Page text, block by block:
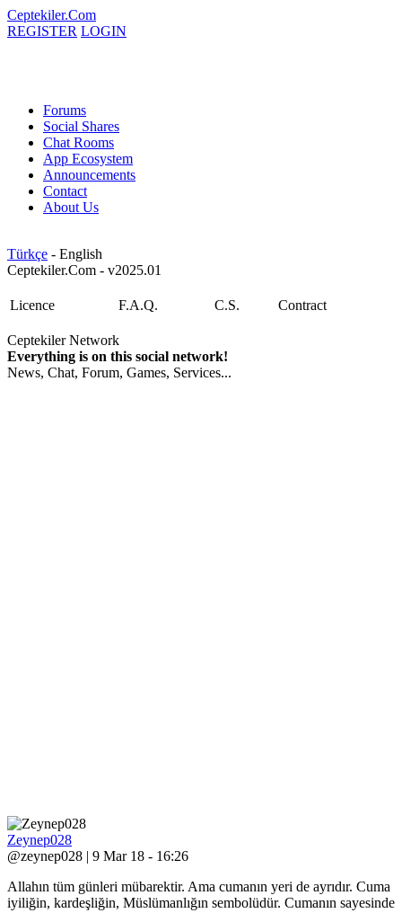
Ceptekiler.Com
REGISTER LOGIN
Forums
Social Shares
Chat Rooms
App Ecosystem
Announcements
Contact
About Us
Türkçe - English
Ceptekiler.Com - v2025.01
Licence F.A.Q. C.S. Contract
Ceptekiler Network
Everything is on this social network!
News, Chat, Forum, Games, Services...
Zeynep028
@zeynep028 | 9 Mar 18 - 16:26
Allahın tüm günleri mübarektir. Ama cumanın yeri de ayrıdır. Cuma
iyiliğin, kardeşliğin, Müslümanlığın sembolüdür. Cumanın sayesinde